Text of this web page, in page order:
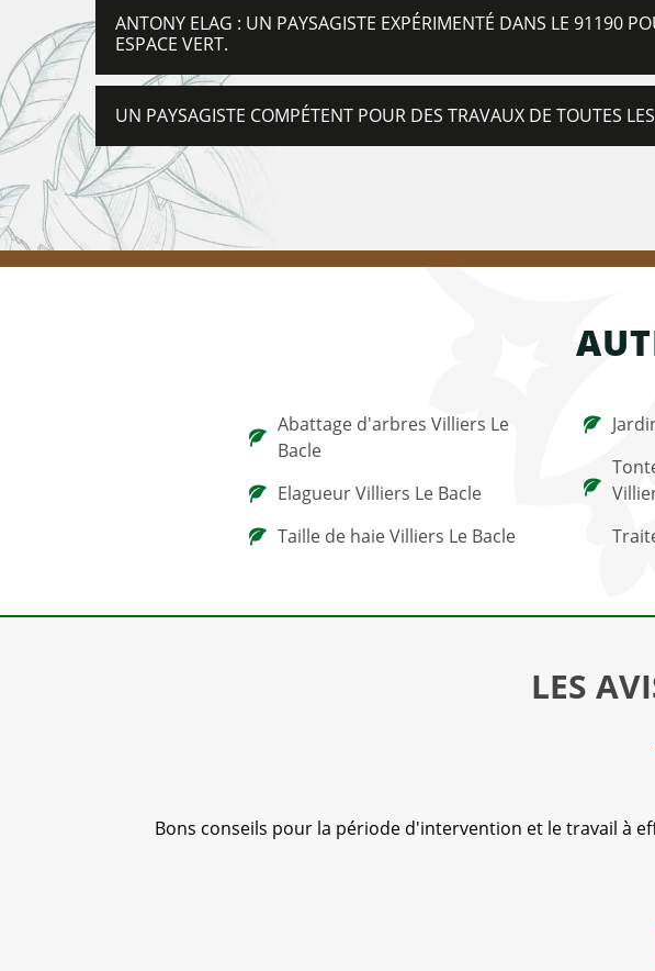
ANTONY ELAG : UN PAYSAGISTE EXPÉRIMENTÉ DANS LE 91190
ESPACE VERT.
UN PAYSAGISTE COMPÉTENT POUR DES TRAVAUX DE TOUTES
Abattage d'arbres Villiers Le
Bacle
Elagueur Villiers Le Bacle
Taille de haie Villiers Le Bacle
LES
Bons conseils pour la période d'intervention et le travail à